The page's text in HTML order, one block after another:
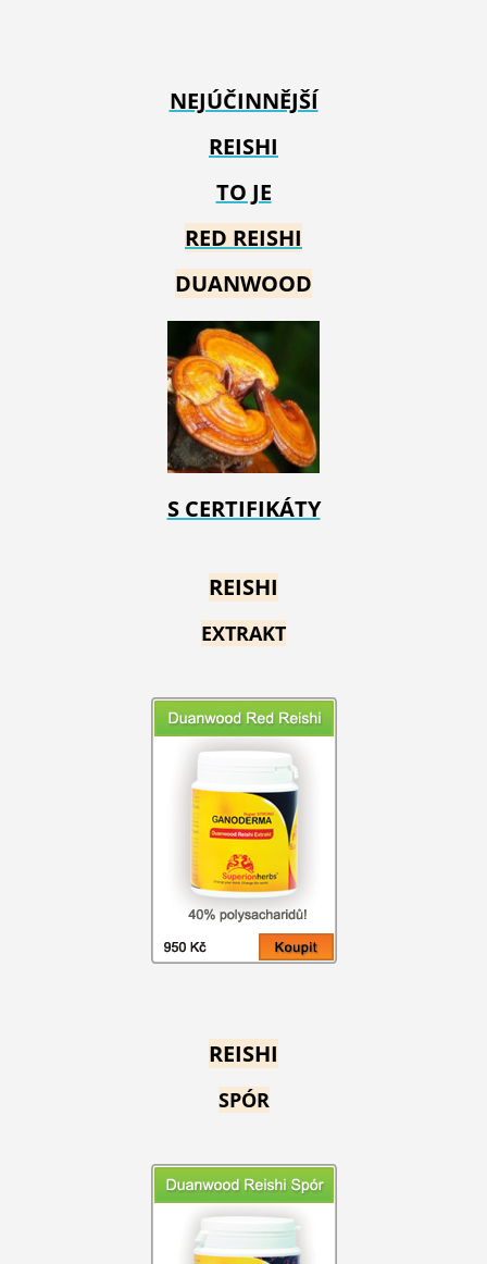
NEJÚČINNĚJŠÍ
REISHI
TO JE
RED REISHI
DUANWOOD
S CERTIFIKÁTY
REISHI
EXTRAKT
REISHI
SPÓR